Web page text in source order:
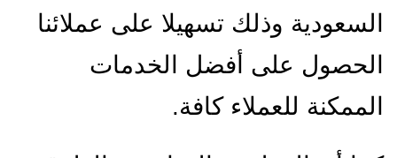
السعودية وذلك تسهيلا على عملائنا
الحصول على أفضل الخدمات
الممكنة للعملاء كافة.